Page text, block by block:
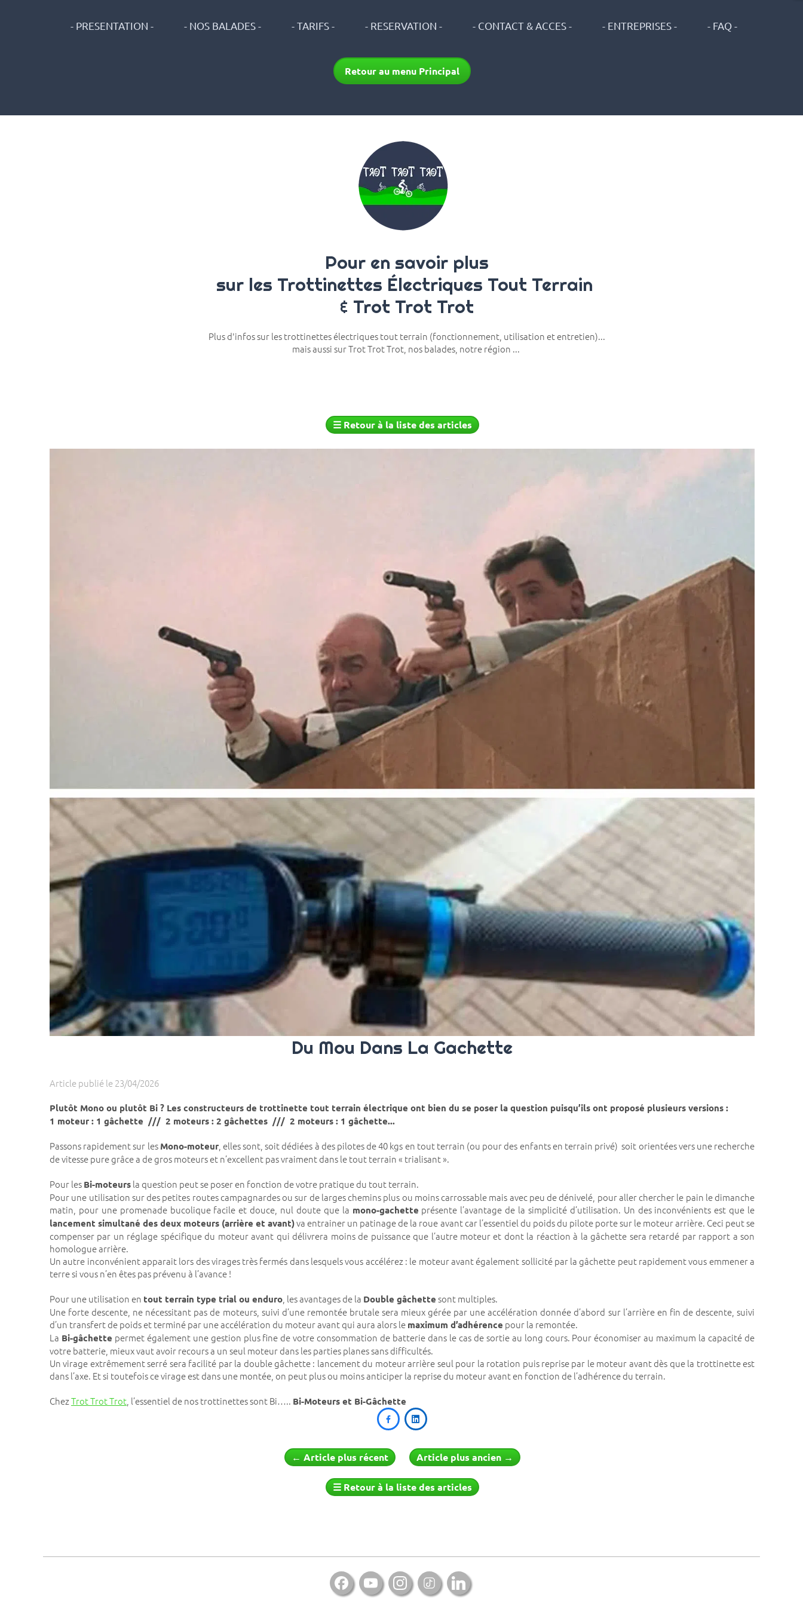
- PRESENTATION - - NOS BALADES - - TARIFS - - RESERVATION - - CONTACT & ACCES - - ENTREPRISES - - FAQ -

Retour au menu Principal
Pour en savoir plus
sur les Trottinettes Électriques Tout Terrain
& Trot Trot Trot
Plus d'infos sur les trottinettes électriques tout terrain (fonctionnement, utilisation et entretien)...
mais aussi sur Trot Trot Trot, nos balades, notre région ...
☰ Retour à la liste des articles
Du Mou Dans La Gachette
Article publié le 23/04/2026
Plutôt Mono ou plutôt Bi ? Les constructeurs de trottinette tout terrain électrique ont bien du se poser la question puisqu’ils ont proposé plusieurs versions :
1 moteur : 1 gâchette /// 2 moteurs : 2 gâchettes /// 2 moteurs : 1 gâchette...
Passons rapidement sur les Mono-moteur, elles sont, soit dédiées à des pilotes de 40 kgs en tout terrain (ou pour des enfants en terrain privé) soit orientées vers une recherche
de vitesse pure grâce a de gros moteurs et n’excellent pas vraiment dans le tout terrain « trialisant ».
Pour les Bi-moteurs la question peut se poser en fonction de votre pratique du tout terrain.
Pour une utilisation sur des petites routes campagnardes ou sur de larges chemins plus ou moins carrossable mais avec peu de dénivelé, pour aller chercher le pain le dimanche
matin, pour une promenade bucolique facile et douce, nul doute que la mono-gachette présente l’avantage de la simplicité d’utilisation. Un des inconvénients est que le
lancement simultané des deux moteurs (arrière et avant)va entrainer un patinage de la roue avant car l’essentiel du poids du pilote porte sur le moteur arrière. Ceci peut se
compenser par un réglage spécifique du moteur avant qui délivrera moins de puissance que l’autre moteur et dont la réaction à la gâchette sera retardé par rapport a son
homologue arrière.
Un autre inconvénient apparait lors des virages très fermés dans lesquels vous accélérez : le moteur avant également sollicité par la gâchette peut rapidement vous emmener a
terre si vous n’en êtes pas prévenu à l’avance !
Pour une utilisation en tout terrain type trial ou enduro, les avantages de la Double gâchette sont multiples.
Une forte descente, ne nécessitant pas de moteurs, suivi d’une remontée brutale sera mieux gérée par une accélération donnée d’abord sur l’arrière en fin de descente, suivi
d’un transfert de poids et terminé par une accélération du moteur avant qui aura alors le maximum d’adhérence pour la remontée.
La Bi-gâchette permet également une gestion plus fine de votre consommation de batterie dans le cas de sortie au long cours. Pour économiser au maximum la capacité de
votre batterie, mieux vaut avoir recours a un seul moteur dans les parties planes sans difficultés.
Un virage extrêmement serré sera facilité par la double gâchette : lancement du moteur arrière seul pour la rotation puis reprise par le moteur avant dès que la trottinette est
dans l’axe. Et si toutefois ce virage est dans une montée, on peut plus ou moins anticiper la reprise du moteur avant en fonction de l’adhérence du terrain.
ChezTrot Trot Trot, l’essentiel de nos trottinettes sont Bi….. Bi-Moteurs et Bi-Gâchette
 
← Article plus récent Article plus ancien→
☰ Retour à la liste des articles